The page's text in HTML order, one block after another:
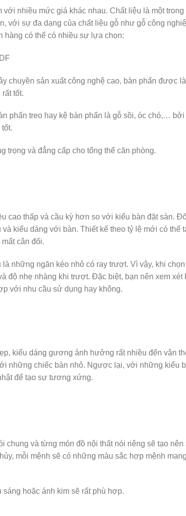
nhiều mức giá khác nhau. Chất liệu là một trong
với sự đa dạng của chất liệu gỗ như gỗ công
hàng có thể có nhiều sự lựa chọn:
chuyền sản xuất công nghệ cao, bàn phấn được
tốt.
phấn treo hay kệ bàn phấn là gỗ sồi, óc chó,…
trọng và đẳng cấp cho tổng thể căn phòng.
cao thấp và cầu kỳ hơn so với kiểu bàn đặt sàn.
kiểu dáng với bàn. Thiết kế theo tỷ lệ mới có thể
cân đối.
những ngăn kéo nhỏ có ray trượt. Vì vậy, khi chọn
độ nhẹ nhàng khi trượt. Đặc biệt, bạn nên xem xét
với nhu cầu sử dụng hay không.
kiểu dáng gương ảnh hưởng rất nhiều đến vận
những chiếc bàn nhỏ. Ngược lại, với những kiểu
để tạo sự tương xứng.
chung và từng món đồ nội thất nói riêng sẽ tạo nên
mỗi mệnh sẽ có những màu sắc hợp mệnh
sáng hoặc ánh kim sẽ rất phù hợp.